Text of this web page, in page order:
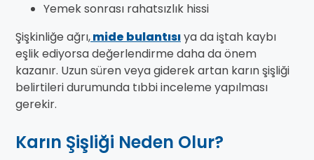
Yemek sonrası rahatsızlık hissi
Şişkinliğe ağrı,mide bulantısıya da iştah kaybı
eşlik ediyorsa değerlendirme daha da önem
kazanır. Uzun süren veya giderek artan karın şişliği
belirtileri durumunda tıbbi inceleme yapılması
gerekir.
Karın Şişliği Neden Olur?